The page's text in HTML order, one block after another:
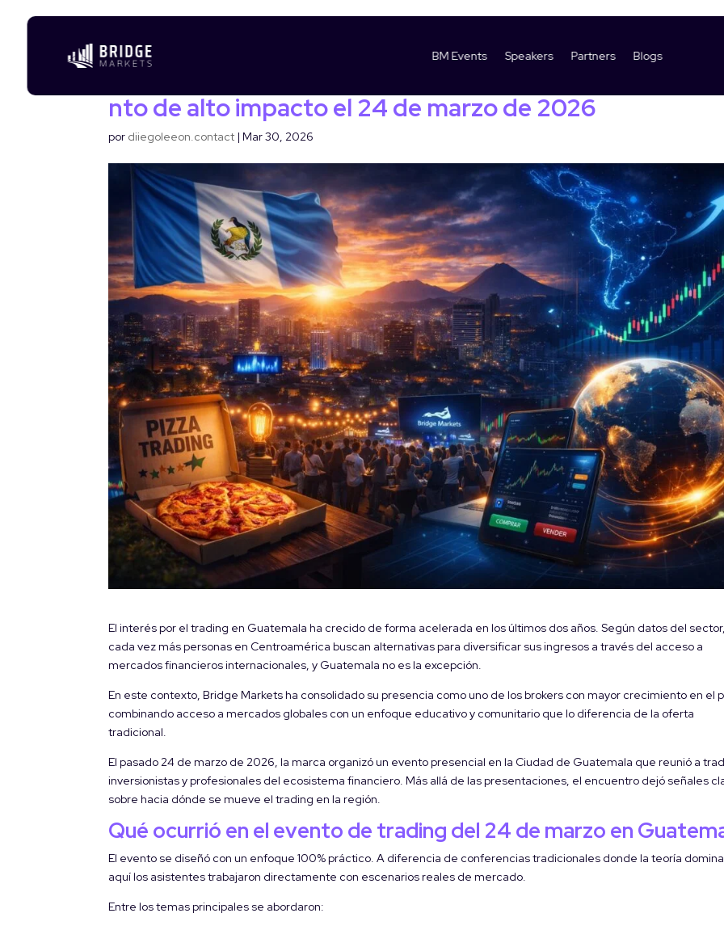
BM Events Speakers Partners Blogs
Bridge Markets se posiciona como uno
nto de alto impacto el 24 de marzo de 2026
por diiegoleeon.contact |Mar 30, 2026
El interés por el trading en Guatemala ha crecido de forma acelerada en los últimos dos años. Según datos del
cada vez más personas en Centroamérica buscan alternativas para diversificar sus ingresos a través del acceso a
mercados financieros internacionales, y Guatemala no es la excepción.
En este contexto, Bridge Markets ha consolidado su presencia como uno de los brokers con mayor crecimiento en el
combinando acceso a mercados globales con un enfoque educativo y comunitario que lo diferencia de la oferta
tradicional.
El pasado 24 de marzo de 2026, la marca organizó un evento presencial en la Ciudad de Guatemala que reunió a
inversionistas y profesionales del ecosistema financiero. Más allá de las presentaciones, el encuentro dejó señales
sobre hacia dónde se mueve el trading en la región.
Qué ocurrió en el evento de trading del 24 de marzo en
El evento se diseñó con un enfoque 100% práctico. A diferencia de conferencias tradicionales donde la teoría
aquí los asistentes trabajaron directamente con escenarios reales de mercado.
Entre los temas principales se abordaron: